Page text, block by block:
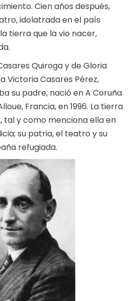
Cien años después,
idolatrada en el país
tierra que la vio nacer,
Quiroga y de Gloria
Victoria Casares Pérez,
su padre, nació en A Coruña
Francia, en 1996. La tierra
tal y como menciona ella en
su patria, el teatro y su
refugiada.